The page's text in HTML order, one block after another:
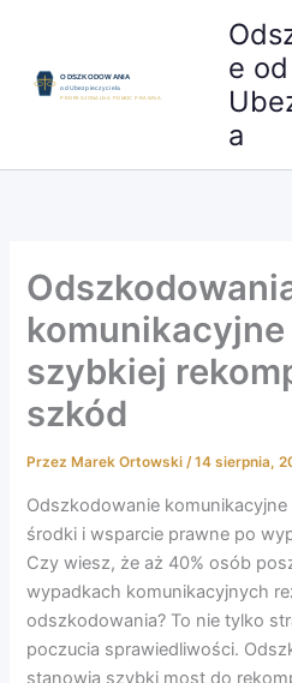
treści
e od
a
szybkiej
szkód
Przez Marek Ortowski/14 sierpnia,
Odszkodowanie
środki i wsparcie prawne po
Czy wiesz, że aż 40% osób
wypadkach komunikacyjnych
odszkodowania? To nie tylko
poczucia sprawiedliwości.
stanowią szybki most do